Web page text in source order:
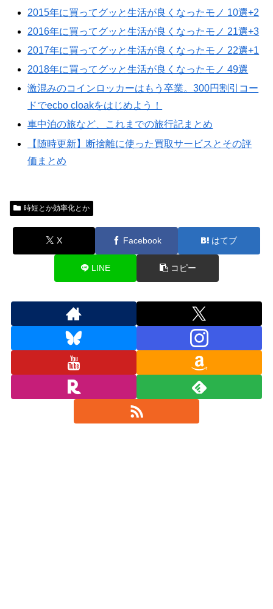
2015年に買ってグッと生活が良くなったモノ 10選+2
2016年に買ってグッと生活が良くなったモノ 21選+3
2017年に買ってグッと生活が良くなったモノ 22選+1
2018年に買ってグッと生活が良くなったモノ 49選
激混みのコインロッカーはもう卒業。300円割引コー
ドでecbo cloakをはじめよう！
車中泊の旅など、これまでの旅行記まとめ
【随時更新】断捨離に使った買取サービスとその評
価まとめ
時短とか効率化とか
X Facebook はてブ
LINE コピー